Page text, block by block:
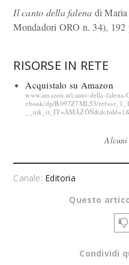
Il canto della falena di
Mondadori ORO n. 34), 192
RISORSE IN RETE
Acquistalo su Amazon
www.amazon.it/canto-della-
ebook/dp/B097Z7ML53/
Canale: Editoria
Questo
Condividi